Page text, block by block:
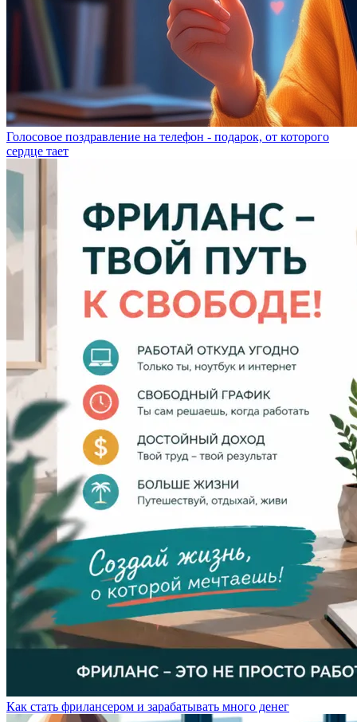
Голосовое поздравление на телефон - подарок, от которого
сердце тает
Как стать фрилансером и зарабатывать много денег